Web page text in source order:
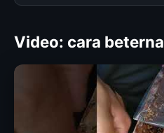
Video: cara